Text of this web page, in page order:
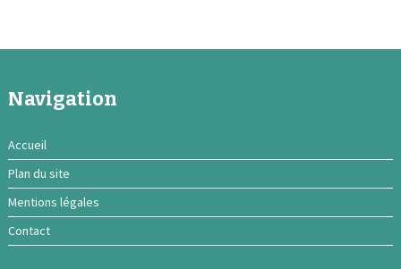
Navigation
Accueil
Plan du site
Mentions légales
Contact